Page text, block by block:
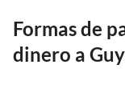
Formas de
dinero a